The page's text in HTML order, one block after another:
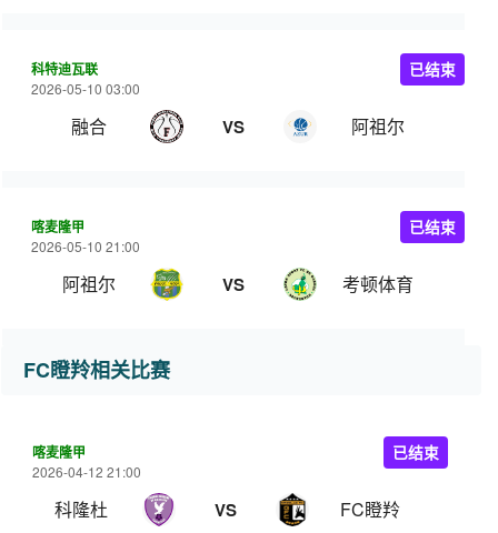
科特迪瓦联
2026-05-10 03:00
融合 VS 阿祖尔
已结束
喀麦隆甲
2026-05-10 21:00
阿祖尔 VS 考顿体育
已结束
FC瞪羚相关比赛
喀麦隆甲
2026-04-12 21:00
科隆杜 VS FC瞪羚
已结束